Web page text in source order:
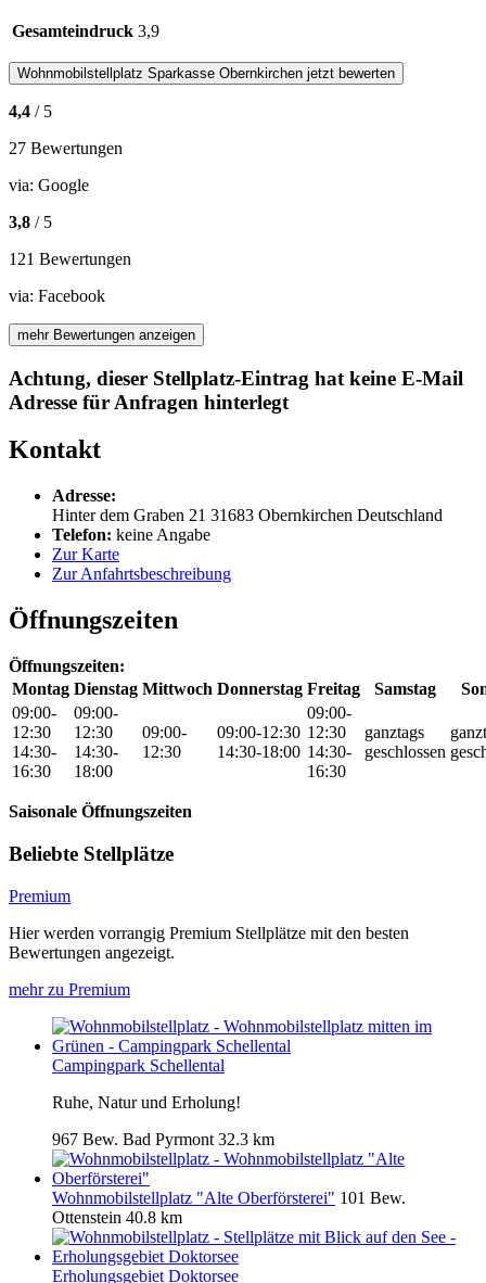
Gesamteindruck 3,9
Wohnmobilstellplatz Sparkasse Obernkirchen jetzt bewerten
4,4 / 5
27 Bewertungen
via: Google
3,8 / 5
121 Bewertungen
via: Facebook
mehr Bewertungen anzeigen
Achtung, dieser Stellplatz-Eintrag hat keine E-Mail
Adresse für Anfragen hinterlegt
Kontakt
Adresse:
Hinter dem Graben 21 31683 Obernkirchen Deutschland
Telefon: keine Angabe
Zur Karte
Zur Anfahrtsbeschreibung
Öffnungszeiten
Öffnungszeiten:
Montag Dienstag Mittwoch Donnerstag Freitag Samstag
09:00-
12:30
14:30-
16:30
09:00-
12:30
14:30-
18:00
09:00-
12:30
09:00-12:30
14:30-18:00
09:00-
12:30
14:30-
16:30
ganztags
geschlossen
Saisonale Öffnungszeiten
Beliebte Stellplätze
Premium
Hier werden vorrangig Premium Stellplätze mit den besten
Bewertungen angezeigt.
mehr zu Premium
Campingpark Schellental
Ruhe, Natur und Erholung!
967 Bew. Bad Pyrmont 32.3 km
Wohnmobilstellplatz "Alte Oberförsterei" 101 Bew.
Ottenstein 40.8 km
Erholungsgebiet Doktorsee